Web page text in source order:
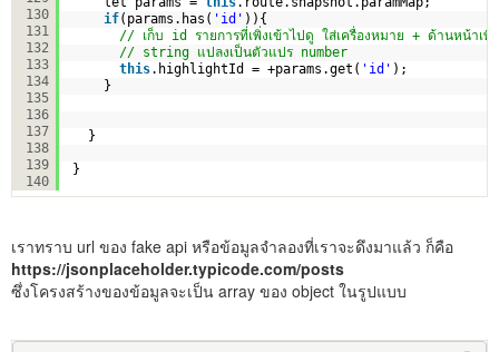
130
131
132
133
134
135
136
137
138
139
140
if(params.has( 'id' )){
// เก็บ id รายการที่เพิ่งเข้าไปดู ใส่เครื่องหมาย + ด้านหน้าเ
// string แปลงเป็นตัวแปร number
this.highlightId = +params.get( 'id' );
}
}
}
เราทราบ url ของ fake api หรือข้อมูลจำลองที่เราจะดึงมาแล้ว ก็คือ
https://jsonplaceholder.typicode.com/posts
ซึ่งโครงสร้างของข้อมูลจะเป็น array ของ object ในรูปแบบ